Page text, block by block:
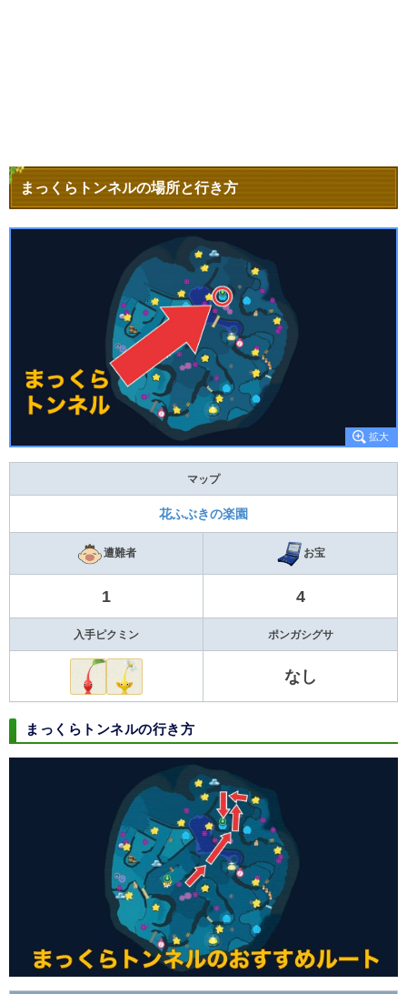
まっくらトンネルの場所と行き方
マップ
花ふぶきの楽園
遭難者 お宝
1 4
入手ピクミン ポンガシグサ
なし
まっくらトンネルの行き方